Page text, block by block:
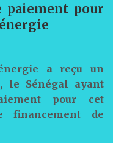
paiement pour
a reçu un
le Sénégal ayant
pour cet
financement de